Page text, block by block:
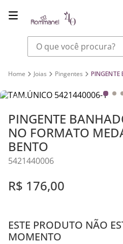
O que você procura?
Joias Pingentes
PINGENTE
NO FORMATO
BENTO
5421440006
R$ 176,00
ESTE PRODUTO NÃO
MOMENTO